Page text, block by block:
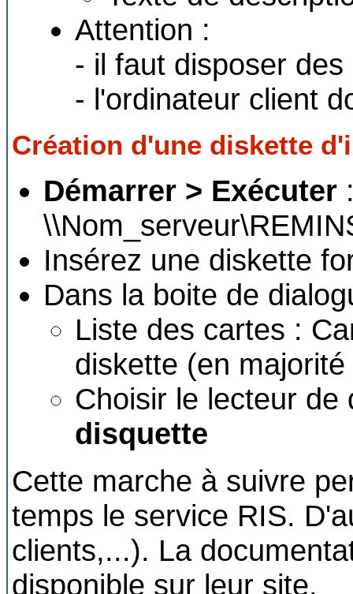
Attention :
- il faut disposer
- l'ordinateur client
Création d'une diskette
Démarrer > Exécuter
Insérez une diskette
Dans la boite de
Liste des cartes :
diskette (en
Choisir le lecteur
disquette
Cette marche à suivre
temps le service RIS.
clients,...). La
disponible sur leur site.